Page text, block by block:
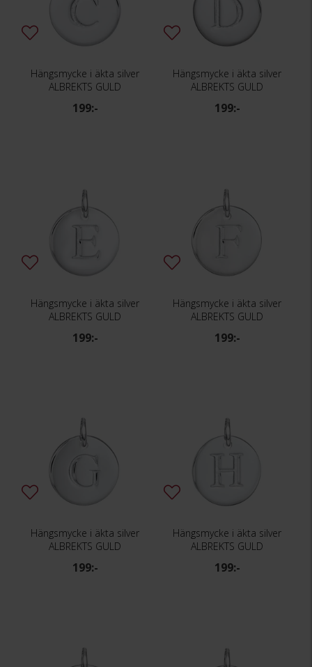
Hängsmycke i äkta silver
ALBREKTS GULD
199:-
Hängsmycke i äkta silver
ALBREKTS GULD
199:-
Hängsmycke i äkta silver
ALBREKTS GULD
199:-
Hängsmycke i äkta silver
ALBREKTS GULD
199:-
Hängsmycke i äkta silver
ALBREKTS GULD
199:-
Hängsmycke i äkta silver
ALBREKTS GULD
199:-